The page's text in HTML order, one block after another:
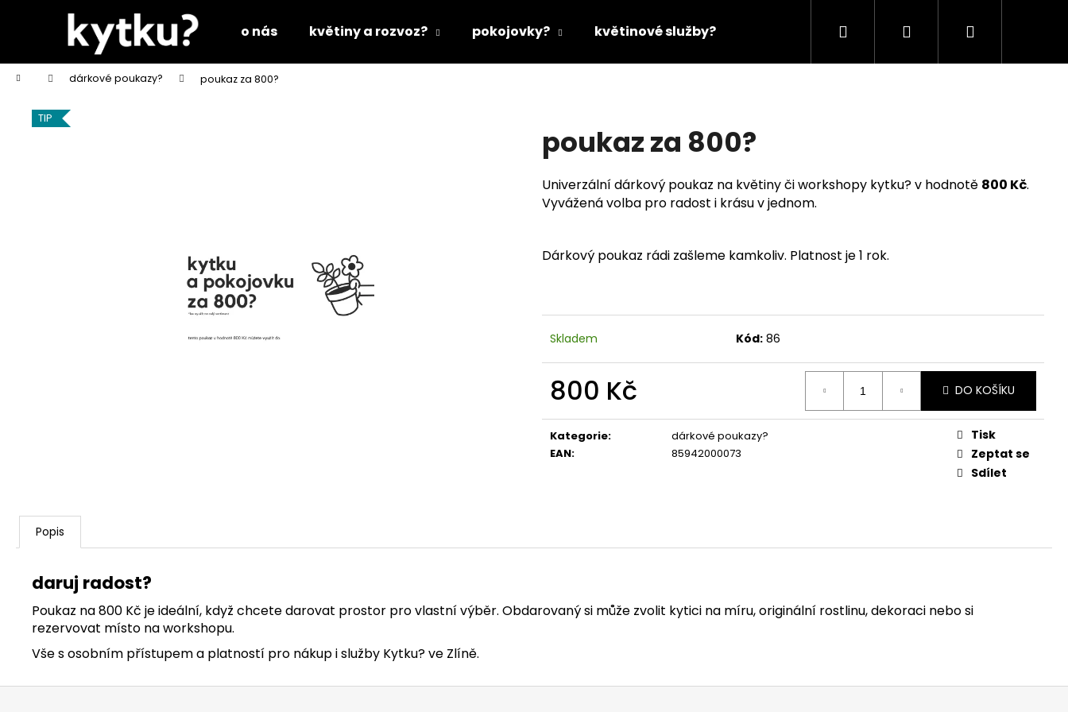
o nás květiny a rozvoz? pokojovky? květinové služby? dárkové poukazy?
Hledat PřihlášeníNákupní
Domů dárkové poukazy? poukaz za 800?
poukaz za 800?
Univerzální dárkový poukaz na květiny či workshopy kytku? v hodnotě 800 Kč.
Vyvážená volba pro radost i krásu v jednom.
Dárkový poukaz rádi zašleme kamkoliv. Platnost je 1 rok.
Skladem Kód: 86
800 Kč
cena:
DO KOŠÍKU
Kategorie:
dárkové poukazy?
EAN: 85942000073
Tisk
Zeptat se
Sdílet
TIP
Popis
daruj radost?
Poukaz na 800 Kč je ideální, když chcete darovat prostor pro vlastní výběr. Obdarovaný si může zvolit kytici na míru, originální rostlinu, dekoraci nebo si
rezervovat místo na workshopu.
Vše s osobním přístupem a platností pro nákup i služby Kytku? ve Zlíně.
í
Zpět
do
obchodu
Zpět
do
obchodu
HLEDAT
Z